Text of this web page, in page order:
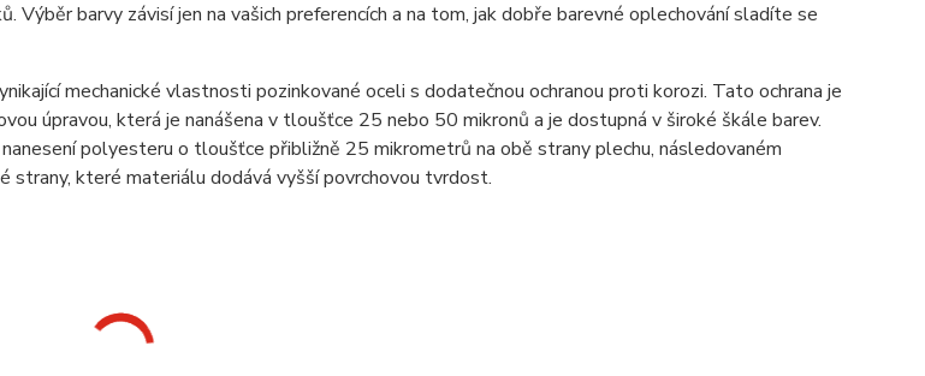
Výběr barvy závisí jen na vašich preferencích a na tom, jak dobře barevné oplechování sladíte se
mechanické vlastnosti pozinkované oceli s dodatečnou ochranou proti korozi. Tato ochrana je
úpravou, která je nanášena v tloušťce 25 nebo 50 mikronů a je dostupná v široké škále barev.
nanesení polyesteru o tloušťce přibližně 25 mikrometrů na obě strany plechu, následovaném
strany, které materiálu dodává vyšší povrchovou tvrdost.